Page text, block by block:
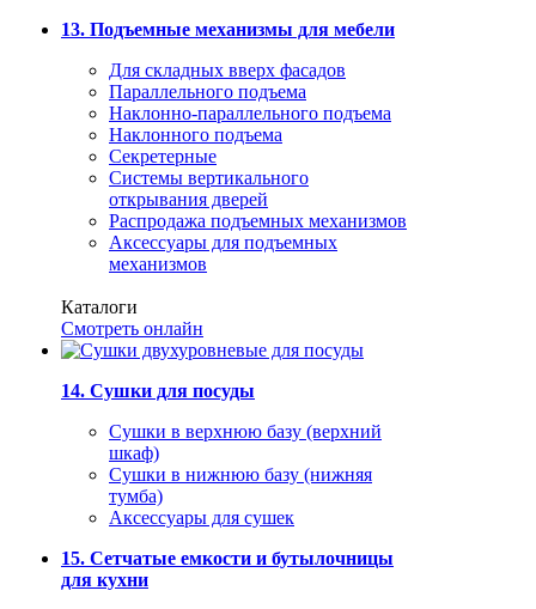
13. Подъемные механизмы для мебели
Для складных вверх фасадов
Параллельного подъема
Наклонно-параллельного подъема
Наклонного подъема
Секретерные
Системы вертикального
открывания дверей
Распродажа подъемных механизмов
Аксессуары для подъемных
механизмов
Каталоги
Смотреть онлайн
14. Сушки для посуды
Сушки в верхнюю базу (верхний
шкаф)
Сушки в нижнюю базу (нижняя
тумба)
Аксессуары для сушек
15. Сетчатые емкости и бутылочницы
для кухни